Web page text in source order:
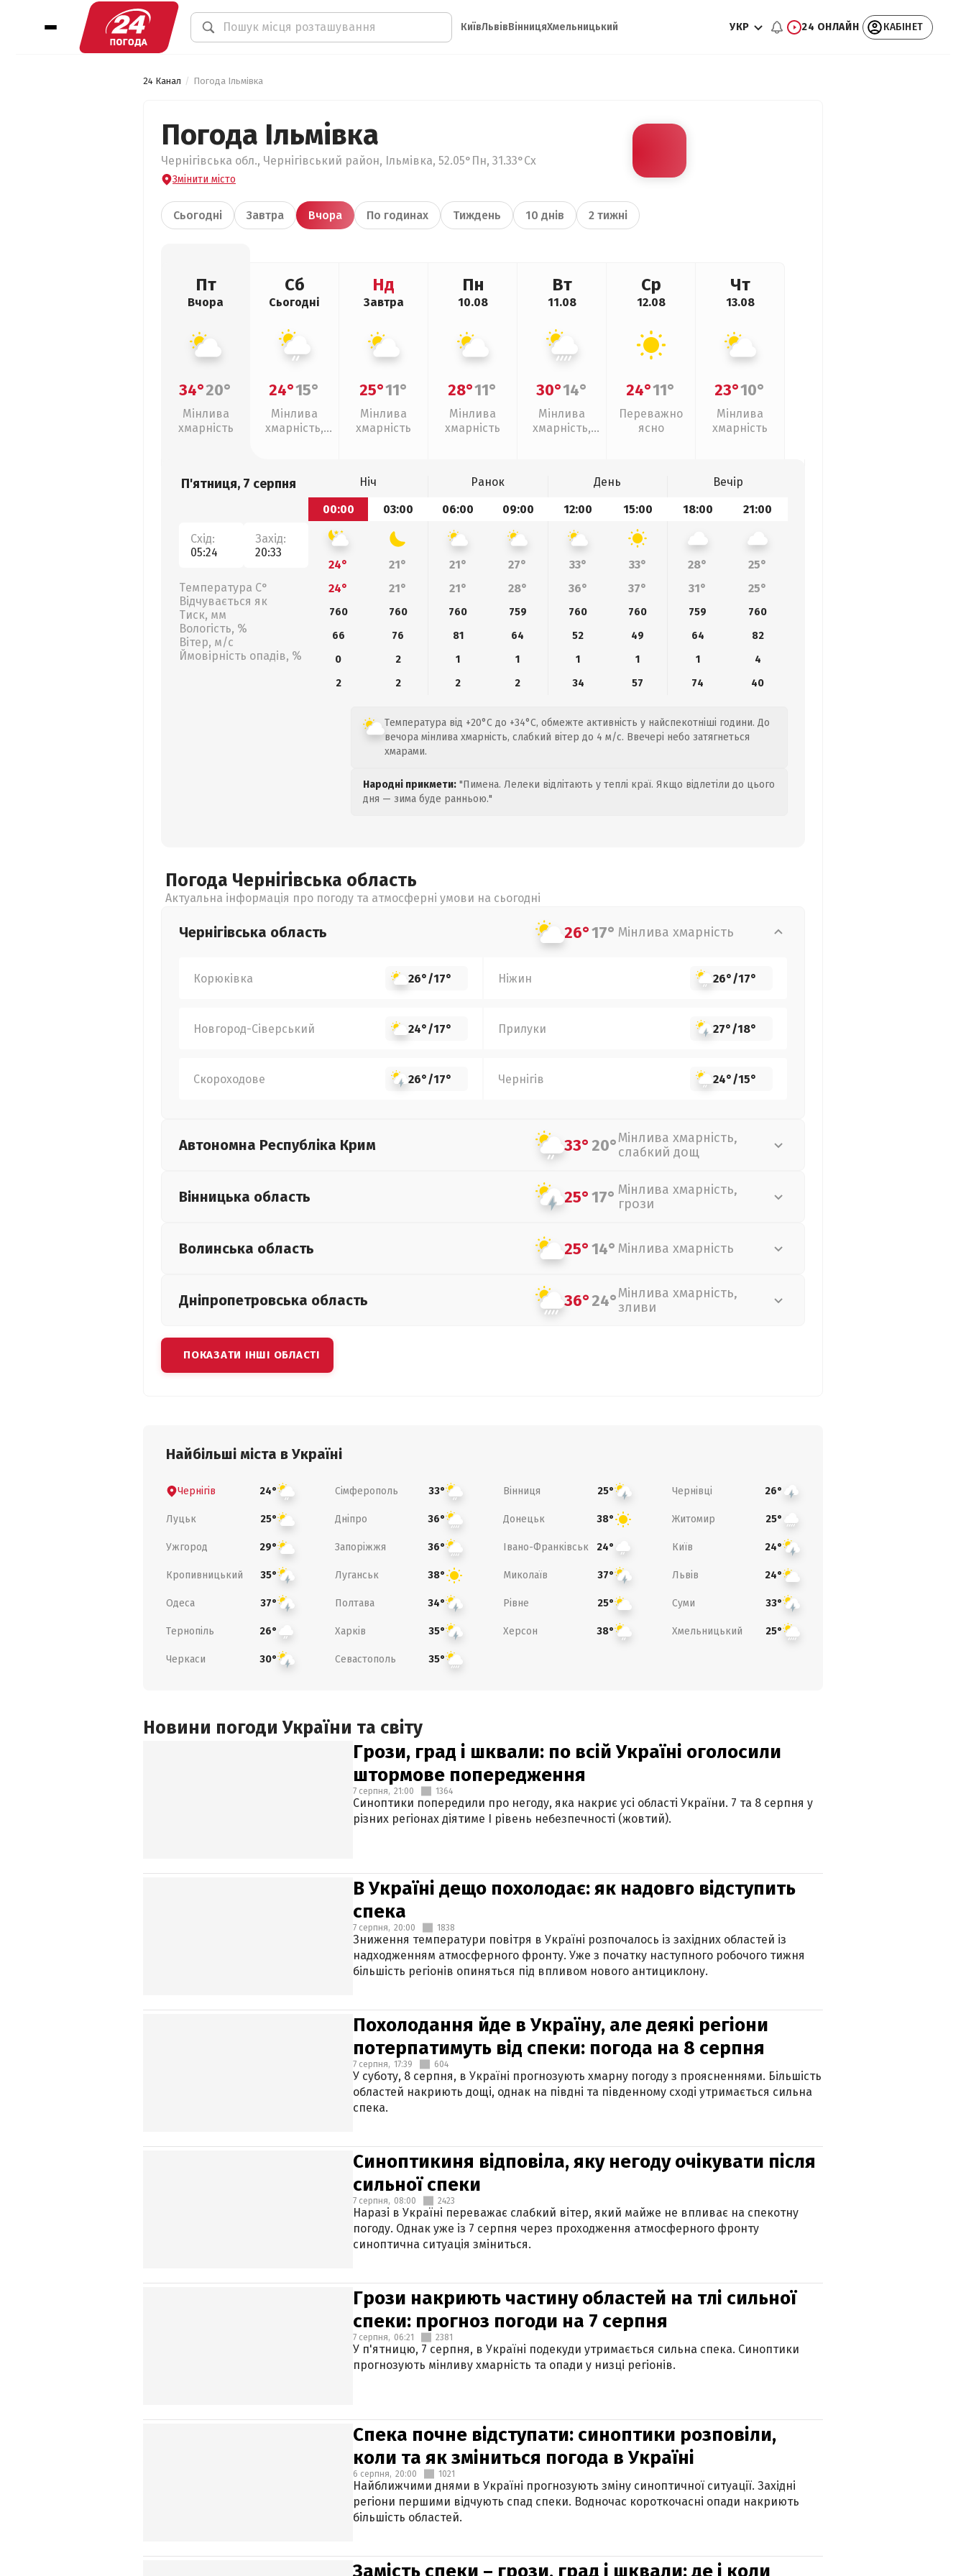
КиївЛьвівВінницяХмельницький УКР 24 ОНЛАЙН КАБІНЕТ
24 Канал Погода Ільмівка
Погода Ільмівка
Чернігівська обл., Чернігівський район, Ільмівка, 52.05°Пн, 31.33°Сх
Змінити місто
Сьогодні Завтра Вчора По годинах Тиждень 10 днів 2 тижні
Пт
Вчора
34°20°
Мінлива
хмарність
Сб
Сьогодні
24°15°
Мінлива
хмарність,
Нд
Завтра
25°11°
Мінлива
хмарність
Пн
10.08
28°11°
Мінлива
хмарність
Вт
11.08
30°14°
Мінлива
хмарність,
Ср
12.08
24°11°
Переважно
ясно
Чт
13.08
23°10°
Мінлива
хмарність
П'ятниця, 7 серпня
Схід:
05:24
Захід:
20:33
Температура С°
Відчувається як
Тиск, мм
Вологість, %
Вітер, м/с
Ймовірність опадів, %
Ніч Ранок День
Вечір
00:00
03:00 06:00 09:00 12:00 15:00 18:00 21:00
24° 21° 21° 27° 33° 33° 28°
25°
24°
21° 21° 28° 36° 37° 31° 25°
760 760 760 759 760 760 759
760
66
76 81 64 52 49 64
82
0
2 1 1 1 1 1
4
2
2 2 2 34 57 74 40
Температура від +20°C до +34°C, обмежте активність у найспекотніші години. До
вечора мінлива хмарність, слабкий вітер до 4 м/с. Ввечері небо затягнеться
хмарами.
Народні прикмети: "Пимена. Лелеки відлітають у теплі краї. Якщо відлетіли до цього
дня — зима буде ранньою."
Погода Чернігівська область
Актуальна інформація про погоду та атмосферні умови на сьогодні
Чернігівська область 26°17° Мінлива хмарність
Корюківка 26°/17° Ніжин 26°/17°
Новгород-Сіверський 24°/17° Прилуки 27°/18°
Скороходове 26°/17° Чернігів 24°/15°
Автономна Республіка Крим 33°20°Мінлива хмарність,
слабкий дощ
Вінницька область 25°17° Мінлива хмарність,
грози
Волинська область 25°14° Мінлива хмарність
Дніпропетровська область 36°24°Мінлива хмарність,
зливи
ПОКАЗАТИ ІНШІ ОБЛАСТІ
Найбільші міста в Україні
Чернігів 24° Сімферополь 33° Вінниця 25° Чернівці 26°
Луцьк 25° Дніпро 36° Донецьк 38° Житомир 25°
Ужгород 29° Запоріжжя 36° Івано-Франківськ 24° Київ 24°
Кропивницький 35° Луганськ 38° Миколаїв 37° Львів 24°
Одеса 37° Полтава 34° Рівне 25° Суми 33°
Тернопіль 26° Харків 35° Херсон 38° Хмельницький 25°
Черкаси 30° Севастополь 35°
Новини погоди України та світу
Грози, град і шквали: по всій Україні оголосили
штормове попередження
7 серпня, 21:00 1364
Синоптики попередили про негоду, яка накриє усі області України. 7 та 8 серпня у
різних регіонах діятиме І рівень небезпечності (жовтий).
В Україні дещо похолодає: як надовго відступить
спека
7 серпня, 20:00 1838
Зниження температури повітря в Україні розпочалось із західних областей із
надходженням атмосферного фронту. Уже з початку наступного робочого тижня
більшість регіонів опиняться під впливом нового антициклону.
Похолодання йде в Україну, але деякі регіони
потерпатимуть від спеки: погода на 8 серпня
7 серпня, 17:39 604
У суботу, 8 серпня, в Україні прогнозують хмарну погоду з проясненнями. Більшість
областей накриють дощі, однак на півдні та південному сході утримається сильна
спека.
Синоптикиня відповіла, яку негоду очікувати після
сильної спеки
7 серпня, 08:00 2423
Наразі в Україні переважає слабкий вітер, який майже не впливає на спекотну
погоду. Однак уже із 7 серпня через проходження атмосферного фронту
синоптична ситуація зміниться.
Грози накриють частину областей на тлі сильної
спеки: прогноз погоди на 7 серпня
7 серпня, 06:21 2381
У п'ятницю, 7 серпня, в Україні подекуди утримається сильна спека. Синоптики
прогнозують мінливу хмарність та опади у низці регіонів.
Спека почне відступати: синоптики розповіли,
коли та як зміниться погода в Україні
6 серпня, 20:00 1021
Найближчими днями в Україні прогнозують зміну синоптичної ситуації. Західні
регіони першими відчують спад спеки. Водночас короткочасні опади накриють
більшість областей.
Замість спеки – грози, град і шквали: де і коли